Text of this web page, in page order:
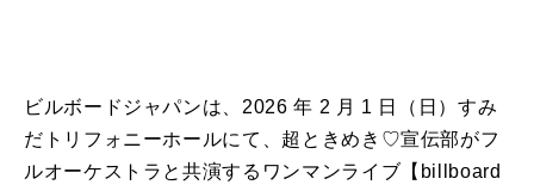
ビルボードジャパンは、2026 年 2 月 1 日（日）すみ
だトリフォニーホールにて、超ときめき♡宣伝部がフ
ルオーケストラと共演するワンマンライブ【billboard